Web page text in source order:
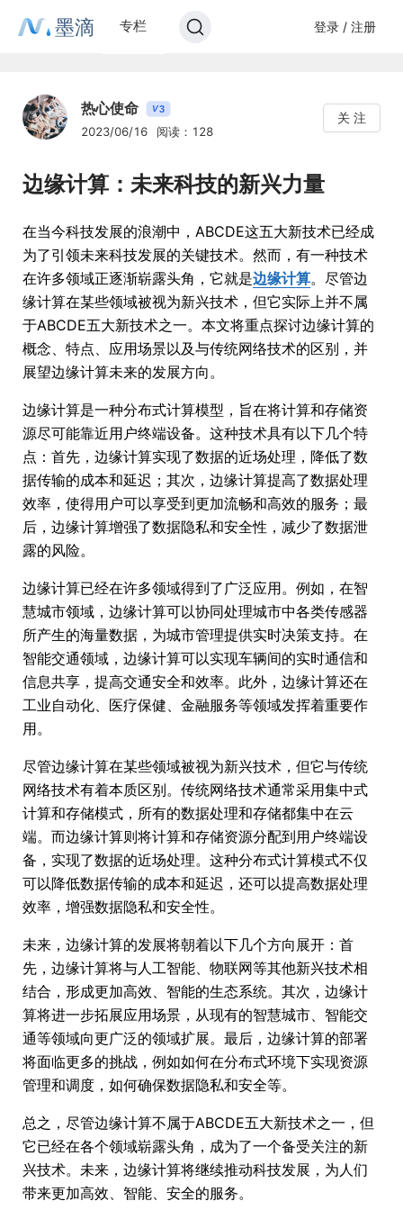
墨滴 专栏 登录 / 注册
热心使命 V3
2023/06/16 阅读：128
关 注
边缘计算：未来科技的新兴力量
在当今科技发展的浪潮中，ABCDE这五大新技术已经成
为了引领未来科技发展的关键技术。然而，有一种技术
在许多领域正逐渐崭露头角，它就是边缘计算。尽管边
缘计算在某些领域被视为新兴技术，但它实际上并不属
于ABCDE五大新技术之一。本文将重点探讨边缘计算的
概念、特点、应用场景以及与传统网络技术的区别，并
展望边缘计算未来的发展方向。
边缘计算是一种分布式计算模型，旨在将计算和存储资
源尽可能靠近用户终端设备。这种技术具有以下几个特
点：首先，边缘计算实现了数据的近场处理，降低了数
据传输的成本和延迟；其次，边缘计算提高了数据处理
效率，使得用户可以享受到更加流畅和高效的服务；最
后，边缘计算增强了数据隐私和安全性，减少了数据泄
露的风险。
边缘计算已经在许多领域得到了广泛应用。例如，在智
慧城市领域，边缘计算可以协同处理城市中各类传感器
所产生的海量数据，为城市管理提供实时决策支持。在
智能交通领域，边缘计算可以实现车辆间的实时通信和
信息共享，提高交通安全和效率。此外，边缘计算还在
工业自动化、医疗保健、金融服务等领域发挥着重要作
用。
尽管边缘计算在某些领域被视为新兴技术，但它与传统
网络技术有着本质区别。传统网络技术通常采用集中式
计算和存储模式，所有的数据处理和存储都集中在云
端。而边缘计算则将计算和存储资源分配到用户终端设
备，实现了数据的近场处理。这种分布式计算模式不仅
可以降低数据传输的成本和延迟，还可以提高数据处理
效率，增强数据隐私和安全性。
未来，边缘计算的发展将朝着以下几个方向展开：首
先，边缘计算将与人工智能、物联网等其他新兴技术相
结合，形成更加高效、智能的生态系统。其次，边缘计
算将进一步拓展应用场景，从现有的智慧城市、智能交
通等领域向更广泛的领域扩展。最后，边缘计算的部署
将面临更多的挑战，例如如何在分布式环境下实现资源
管理和调度，如何确保数据隐私和安全等。
总之，尽管边缘计算不属于ABCDE五大新技术之一，但
它已经在各个领域崭露头角，成为了一个备受关注的新
兴技术。未来，边缘计算将继续推动科技发展，为人们
带来更加高效、智能、安全的服务。